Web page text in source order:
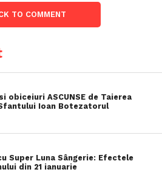
TO COMMENT
obiceiuri ASCUNSE de Taierea
Ioan Botezatorul
Super Luna Sângerie: Efectele
din 21 ianuarie